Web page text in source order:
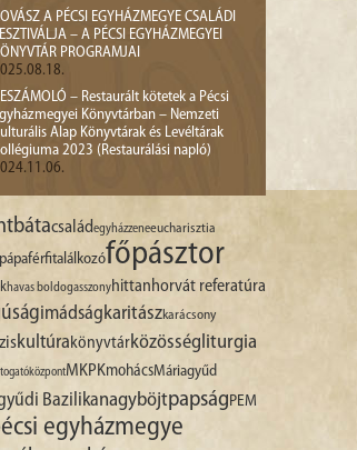
A PÉCSI EGYHÁZMEGYE CSALÁDI
– A PÉCSI EGYHÁZMEGYEI
PROGRAMJAI
– Restaurált kötetek a Pécsi
Könyvtárban – Nemzeti
Alap Könyvtárak és Levéltárak
2023 (Restaurálási napló)
bátacsaládegyházzeneeucharisztia
férfitalálkozófőpásztor
havas boldogasszonyhittanhorvát referatúra
imádságkaritászkarácsony
kultúra könyvtárközösségliturgia
MKPKmohácsMáriagyűd
Bazilikanagyböjtpapság PEM
egyházmegye